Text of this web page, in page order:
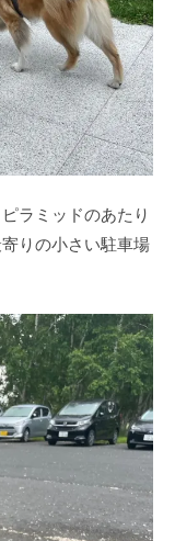
ラミッドのあたり
りの小さい駐車場